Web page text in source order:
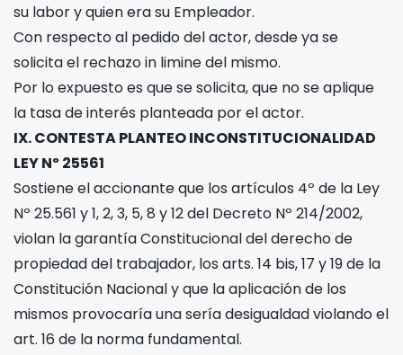
su labor y quien era su Empleador.
Con respecto al pedido del actor, desde ya se
solicita el rechazo in limine del mismo.
Por lo expuesto es que se solicita, que no se aplique
la tasa de interés planteada por el actor.
IX. CONTESTA PLANTEO INCONSTITUCIONALIDAD
LEY Nº 25561
Sostiene el accionante que los artículos 4º de la Ley
Nº 25.561 y 1, 2, 3, 5, 8 y 12 del Decreto Nº 214/2002,
violan la garantía Constitucional del derecho de
propiedad del trabajador, los arts. 14 bis, 17 y 19 de la
Constitución Nacional y que la aplicación de los
mismos provocaría una sería desigualdad violando el
art. 16 de la norma fundamental.